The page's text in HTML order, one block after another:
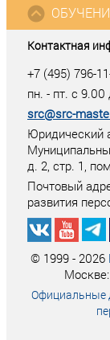
Контактная
+7 (495) 796-
пн. - пт. с
src@src-
Юридический
д. 2, стр. 1,
Почтовый
развития
© 1999 - 2026
Официальные